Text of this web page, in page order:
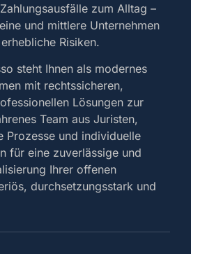
zum Alltag –
und mittlere Unternehmen
Risiken.
steht Ihnen als modernes
mit rechtssicheren,
Lösungen zur
Team aus Juristen,
Prozesse und individuelle
für eine zuverlässige und
Ihrer offenen
durchsetzungsstark und